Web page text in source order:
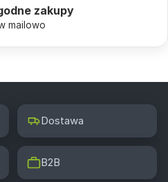
zakupy
mailowo
Dostawa
B2B